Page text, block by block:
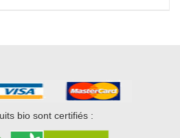
bio sont certifiés :